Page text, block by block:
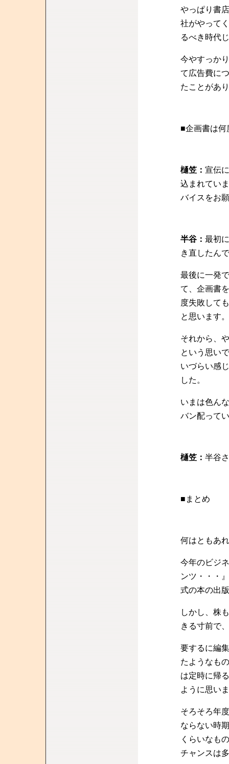
やっぱり書
社がやって
るべき時代
今やすっか
て広告費に
たことがあ
■企画書は何
樋笠： 宣伝
込まれてい
バイスをお
半谷： 最初
き直したん
最後に一発
て、企画書
度失敗して
と思います。
それから、
という思い
いづらい感
した。
いまは色ん
バン配って
樋笠： 半谷
■まとめ
何はともあ
今年のビジ
ンツ・・・
式の本の出
しかし、株
きる寸前で
要するに編
たようなも
は定時に帰
ように思い
そろそろ年
ならない時
くらいなも
チャンスは